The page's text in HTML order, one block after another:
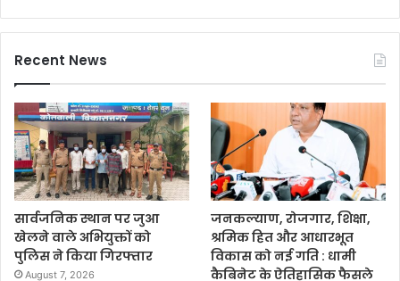
Recent News
सार्वजनिक स्थान पर जुआ
खेलने वाले अभियुक्तों को
पुलिस ने किया गिरफ्तार
August 7, 2026
जनकल्याण, रोजगार, शिक्षा,
श्रमिक हित और आधारभूत
विकास को नई गति : धामी
कैबिनेट के ऐतिहासिक फैसले